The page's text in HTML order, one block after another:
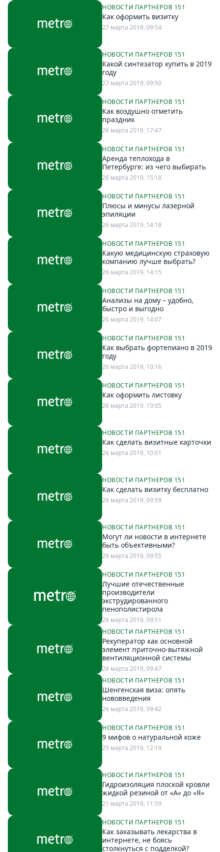
НОВОСТИ ПАРТНЕРОВ 151
Как оформить визитку
27 марта 2019, 09:54
НОВОСТИ ПАРТНЕРОВ 151
Какой синтезатор купить в 2019
году
27 марта 2019, 09:50
НОВОСТИ ПАРТНЕРОВ 151
Как воздушно отметить
праздник
26 марта 2019, 17:47
НОВОСТИ ПАРТНЕРОВ 151
Аренда теплохода в
Петербурге: из чего выбирать
26 марта 2019, 15:18
НОВОСТИ ПАРТНЕРОВ 151
Плюсы и минусы лазерной
эпиляции
26 марта 2019, 14:18
НОВОСТИ ПАРТНЕРОВ 151
Какую медицинскую страховую
компанию лучше выбрать?
26 марта 2019, 14:15
НОВОСТИ ПАРТНЕРОВ 151
Анализы на дому – удобно,
быстро и выгодно
26 марта 2019, 14:07
НОВОСТИ ПАРТНЕРОВ 151
Как выбрать фортепиано в 2019
году
26 марта 2019, 10:16
НОВОСТИ ПАРТНЕРОВ 151
Как оформить листовку
26 марта 2019, 10:05
НОВОСТИ ПАРТНЕРОВ 151
Как сделать визитные карточки
26 марта 2019, 10:01
НОВОСТИ ПАРТНЕРОВ 151
Как сделать визитку бесплатно
26 марта 2019, 09:59
НОВОСТИ ПАРТНЕРОВ 151
Могут ли новости в интернете
быть объективными?
26 марта 2019, 09:55
НОВОСТИ ПАРТНЕРОВ 151
Лучшие отечественные
производители
экструдированного
пенополистирола
26 марта 2019, 09:51
НОВОСТИ ПАРТНЕРОВ 151
Рекуператор как основной
элемент приточно-вытяжной
вентиляционной системы
26 марта 2019, 09:47
НОВОСТИ ПАРТНЕРОВ 151
Шенгенская виза: опять
нововведения
26 марта 2019, 09:42
НОВОСТИ ПАРТНЕРОВ 151
9 мифов о натуральной коже
25 марта 2019, 12:19
НОВОСТИ ПАРТНЕРОВ 151
Гидроизоляция плоской кровли
жидкой резиной от «А» до «Я»
21 марта 2019, 11:59
НОВОСТИ ПАРТНЕРОВ 151
Как заказывать лекарства в
интернете, не боясь
столкнуться с подделкой?